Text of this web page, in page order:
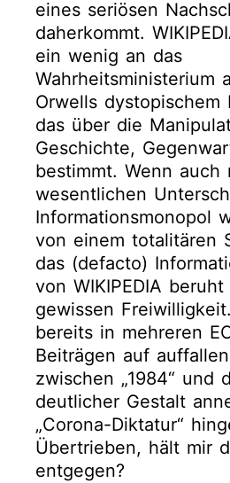
eines seriösen
daherkommt.
ein wenig an das
Wahrheitsministerium
Orwells dystopischem
das über die
Geschichte,
bestimmt. Wenn auch
wesentlichen
Informationsmonopol
von einem totalitären
das (defacto)
von WIKIPEDIA
gewissen
bereits in mehreren
Beiträgen auf
zwischen „1984“ und
deutlicher Gestalt
„Corona-Diktatur“
Übertrieben, hält mir
entgegen?